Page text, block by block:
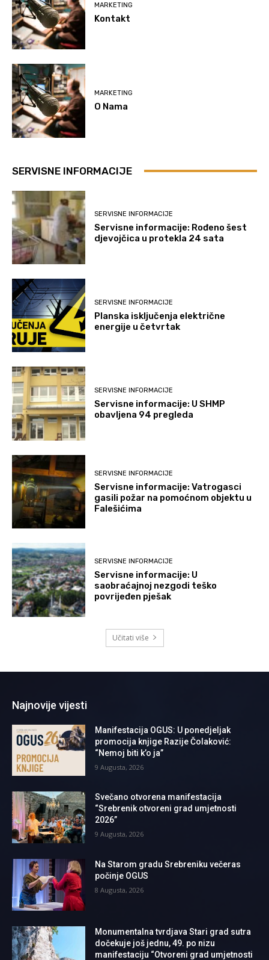
MARKETING
Kontakt
MARKETING
O Nama
SERVISNE INFORMACIJE
SERVISNE INFORMACIJE
Servisne informacije: Rođeno šest
djevojčica u protekla 24 sata
SERVISNE INFORMACIJE
Planska isključenja električne
energije u četvrtak
SERVISNE INFORMACIJE
Servisne informacije: U SHMP
obavljena 94 pregleda
SERVISNE INFORMACIJE
Servisne informacije: Vatrogasci
gasili požar na pomoćnom objektu u
Falešićima
SERVISNE INFORMACIJE
Servisne informacije: U
saobraćajnoj nezgodi teško
povrijeđen pješak
Učitati više
Najnovije vijesti
Manifestacija OGUS: U ponedjeljak
promocija knjige Razije Čolaković:
“Nemoj biti k’o ja”
9 Augusta, 2026
Svečano otvorena manifestacija
“Srebrenik otvoreni grad umjetnosti
2026”
9 Augusta, 2026
Na Starom gradu Srebreniku večeras
počinje OGUS
8 Augusta, 2026
Monumentalna tvrdjava Stari grad sutra
dočekuje još jednu, 49. po nizu
manifestaciju “Otvoreni grad umjetnosti